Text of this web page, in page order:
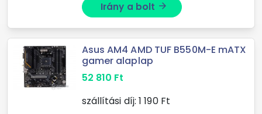
Irány a bolt arrow_forward
Asus AM4 AMD TUF B550M-E mATX
gamer alaplap
52 810 Ft
szállítási díj: 1 190Ft